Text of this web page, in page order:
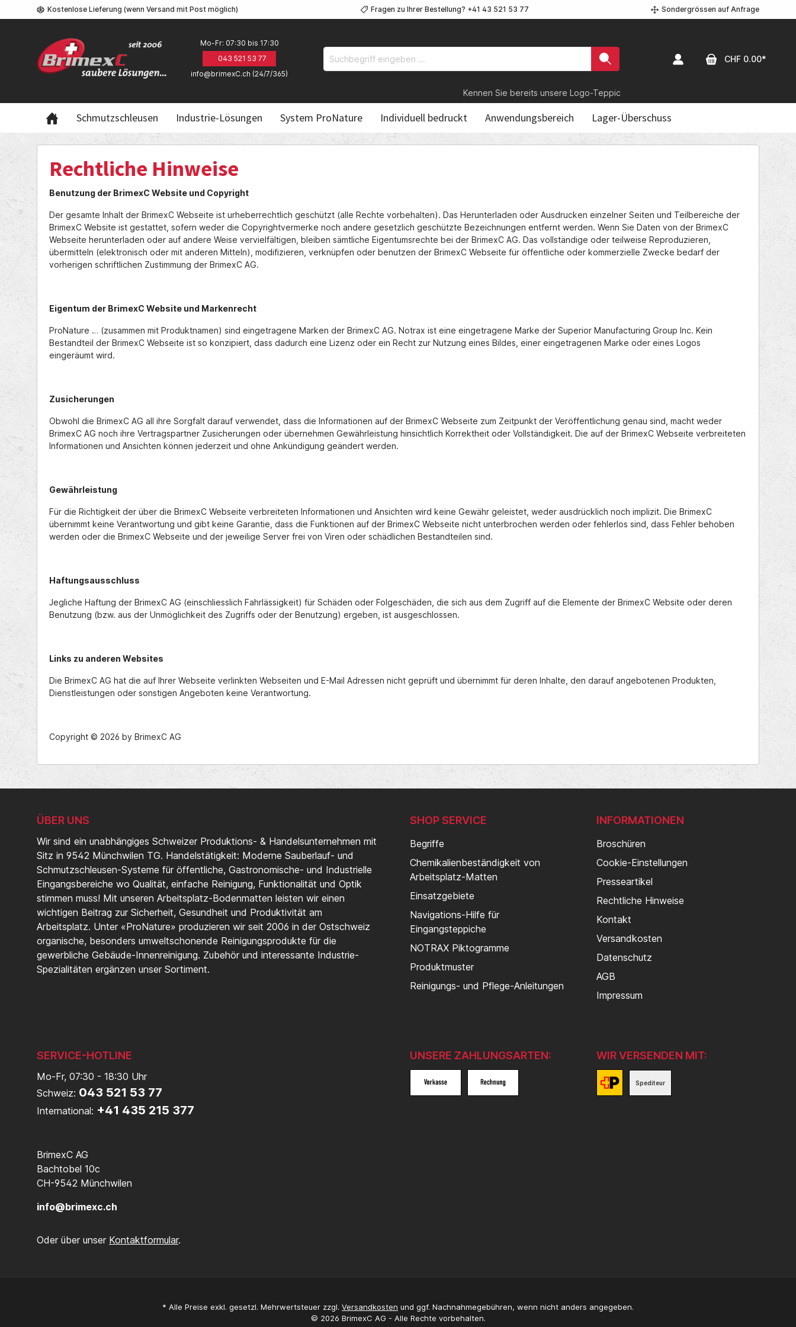
Kostenlose Lieferung (wenn Versand mit Post möglich) Fragen zu Ihrer Bestellung? +41 43 521 53 77 Sondergrössen auf Anfrage
Mo-Fr: 07:30 bis 17:30
043 521 53 77
info@brimexC.ch (24/7/365)
CHF 0.00*
Kennen Sie bereits unsere Logo-Teppiche?
Schmutzschleusen Industrie-Lösungen System ProNature Individuell bedruckt Anwendungsbereich Lager-Überschuss
Rechtliche Hinweise
Benutzung der BrimexC Website und Copyright
Der gesamte Inhalt der BrimexC Webseite ist urheberrechtlich geschützt (alle Rechte vorbehalten). Das Herunterladen oder Ausdrucken einzelner Seiten und Teilbereiche der
BrimexC Website ist gestattet, sofern weder die Copyrightvermerke noch andere gesetzlich geschützte Bezeichnungen entfernt werden. Wenn Sie Daten von der BrimexC
Webseite herunterladen oder auf andere Weise vervielfältigen, bleiben sämtliche Eigentumsrechte bei der BrimexC AG. Das vollständige oder teilweise Reproduzieren,
übermitteln (elektronisch oder mit anderen Mitteln), modifizieren, verknüpfen oder benutzen der BrimexC Webseite für öffentliche oder kommerzielle Zwecke bedarf der
vorherigen schriftlichen Zustimmung der BrimexC AG.
Eigentum der BrimexC Website und Markenrecht
ProNature … (zusammen mit Produktnamen) sind eingetragene Marken der BrimexC AG. Notrax ist eine eingetragene Marke der Superior Manufacturing Group Inc. Kein
Bestandteil der BrimexC Webseite ist so konzipiert, dass dadurch eine Lizenz oder ein Recht zur Nutzung eines Bildes, einer eingetragenen Marke oder eines Logos
eingeräumt wird.
Zusicherungen
Obwohl die BrimexC AG all ihre Sorgfalt darauf verwendet, dass die Informationen auf der BrimexC Webseite zum Zeitpunkt der Veröffentlichung genau sind, macht weder
BrimexC AG noch ihre Vertragspartner Zusicherungen oder übernehmen Gewährleistung hinsichtlich Korrektheit oder Vollständigkeit. Die auf der BrimexC Webseite verbreiteten
Informationen und Ansichten können jederzeit und ohne Ankündigung geändert werden.
Gewährleistung
Für die Richtigkeit der über die BrimexC Webseite verbreiteten Informationen und Ansichten wird keine Gewähr geleistet, weder ausdrücklich noch implizit. Die BrimexC
übernimmt keine Verantwortung und gibt keine Garantie, dass die Funktionen auf der BrimexC Webseite nicht unterbrochen werden oder fehlerlos sind, dass Fehler behoben
werden oder die BrimexC Webseite und der jeweilige Server frei von Viren oder schädlichen Bestandteilen sind.
Haftungsausschluss
Jegliche Haftung der BrimexC AG (einschliesslich Fahrlässigkeit) für Schäden oder Folgeschäden, die sich aus dem Zugriff auf die Elemente der BrimexC Website oder deren
Benutzung (bzw. aus der Unmöglichkeit des Zugriffs oder der Benutzung) ergeben, ist ausgeschlossen.
Links zu anderen Websites
Die BrimexC AG hat die auf Ihrer Webseite verlinkten Webseiten und E-Mail Adressen nicht geprüft und übernimmt für deren Inhalte, den darauf angebotenen Produkten,
Dienstleistungen oder sonstigen Angeboten keine Verantwortung.
Copyright © 2026 by BrimexC AG
ÜBER UNS
Wir sind ein unabhängiges Schweizer Produktions- & Handelsunternehmen mit
Sitz in 9542 Münchwilen TG. Handelstätigkeit: Moderne Sauberlauf- und
Schmutzschleusen-Systeme für öffentliche, Gastronomische- und Industrielle
Eingangsbereiche wo Qualität, einfache Reinigung, Funktionalität und Optik
stimmen muss! Mit unseren Arbeitsplatz-Bodenmatten leisten wir einen
wichtigen Beitrag zur Sicherheit, Gesundheit und Produktivität am
Arbeitsplatz. Unter «ProNature» produzieren wir seit 2006 in der Ostschweiz
organische, besonders umweltschonende Reinigungsprodukte für die
gewerbliche Gebäude-Innenreinigung. Zubehör und interessante Industrie-
Spezialitäten ergänzen unser Sortiment.
SHOP SERVICE
Begriffe
Chemikalienbeständigkeit von
Arbeitsplatz-Matten
Einsatzgebiete
Navigations-Hilfe für
Eingangsteppiche
NOTRAX Piktogramme
Produktmuster
Reinigungs- und Pflege-Anleitungen
INFORMATIONEN
Broschüren
Cookie-Einstellungen
Presseartikel
Rechtliche Hinweise
Kontakt
Versandkosten
Datenschutz
AGB
Impressum
SERVICE-HOTLINE
Mo-Fr, 07:30 - 18:30 Uhr
Schweiz: 043 521 53 77
International: +41 435 215 377
BrimexC AG
Bachtobel 10c
CH-9542 Münchwilen
info@brimexc.ch
Oder über unser Kontaktformular.
UNSERE ZAHLUNGSARTEN: WIR VERSENDEN MIT:
Spediteur
* Alle Preise exkl. gesetzl. Mehrwertsteuer zzgl. Versandkosten und ggf. Nachnahmegebühren, wenn nicht anders angegeben.
© 2026 BrimexC AG - Alle Rechte vorbehalten.